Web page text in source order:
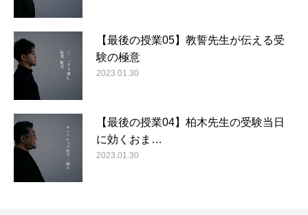
【最後の授業05】教誓先生が伝える受
験の極意
2023.01.30
【最後の授業04】柏木先生の受験当日
に効くおま…
2023.01.30